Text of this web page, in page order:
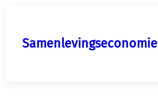
Samenlevingseconomie